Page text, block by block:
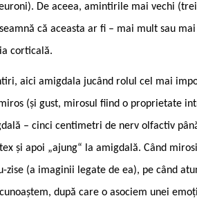
De aceea, amintirile mai vechi
că aceasta ar fi – mai mult sau
corticală.
aici amigdala jucând rolul cel mai
(și gust, mirosul fiind o proprietate
– cinci centimetri de nerv olfactiv
și apoi „ajung“ la amigdală. Când
(a imaginii legate de ea), pe când
după care o asociem unei